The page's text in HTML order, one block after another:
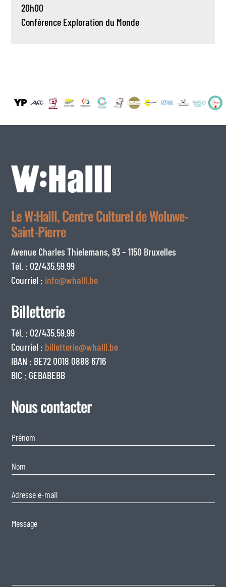
20h00
Conférence Exploration du Monde
Le W:Halll, Centre Culturel de Woluwe-
Saint-Pierre
Avenue Charles Thielemans, 93 – 1150 Bruxelles
Tél. : 02/435.59.99
Courriel : info@whalll.be
Billetterie
Tél. : 02/435.59.99
Courriel : billetterie@whalll.be
IBAN : BE72 0018 0888 6716
BIC : GEBABEBB
Nous contacter